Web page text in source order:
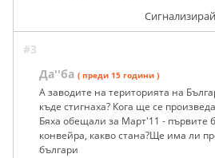
#3
Да''ба ( преди 15 години )
А заводите на територията на
къде стигнаха? Кога ще се
Бяха обещали за Март'11 - първите
конвейра, какво стана?Ще има ли
българи